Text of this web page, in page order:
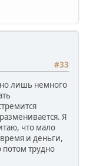
#33
лишь немного
Я
что мало
и деньги,
трудно